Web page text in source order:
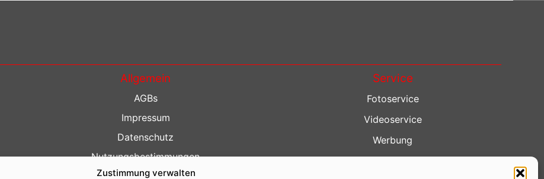
Zustimmung verwalten
Allgemein
AGBs
Impressum
Datenschutz
Nutzungsbestimmungen
Kontakt
Service
Fotoservice
Videoservice
Werbung